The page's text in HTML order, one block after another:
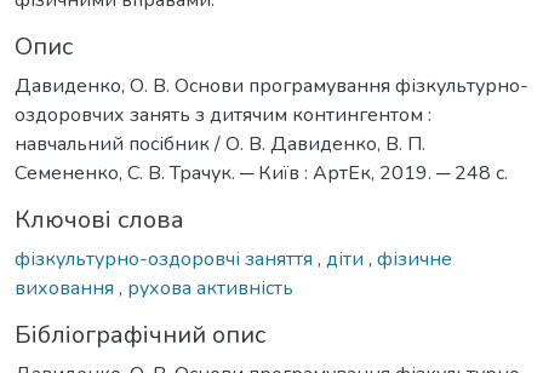
Опис
Давиденко, О. В. Основи програмування фізкультурно-
оздоровчих занять з дитячим контингентом :
навчальний посібник / О. В. Давиденко, В. П.
Семененко, С. В. Трачук. ─ Київ : АртЕк, 2019. ─ 248 с.
Ключові слова
фізкультурно-оздоровчі заняття , діти , фізичне
виховання , рухова активність
Бібліографічний опис